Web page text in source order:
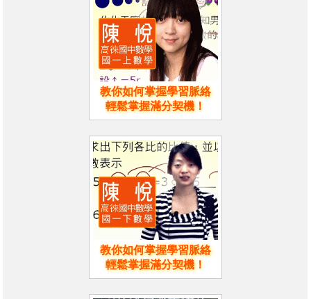
教你如何掌握學習脈絡
輕鬆掌握滿分契機！
教你如何掌握學習脈絡
輕鬆掌握滿分契機！